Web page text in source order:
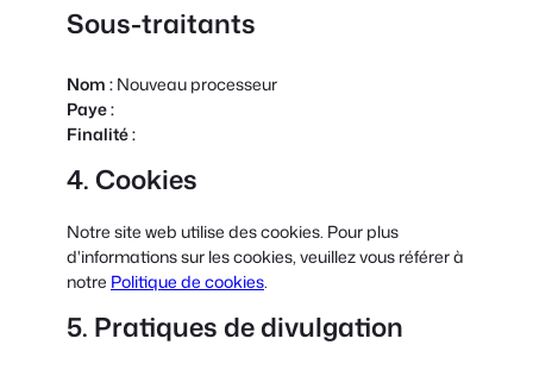
Sous-traitants
Nom : Nouveau processeur
Paye :
Finalité :
4. Cookies
Notre site web utilise des cookies. Pour plus
d'informations sur les cookies, veuillez vous référer à
notre Politique de cookies.
5. Pratiques de divulgation